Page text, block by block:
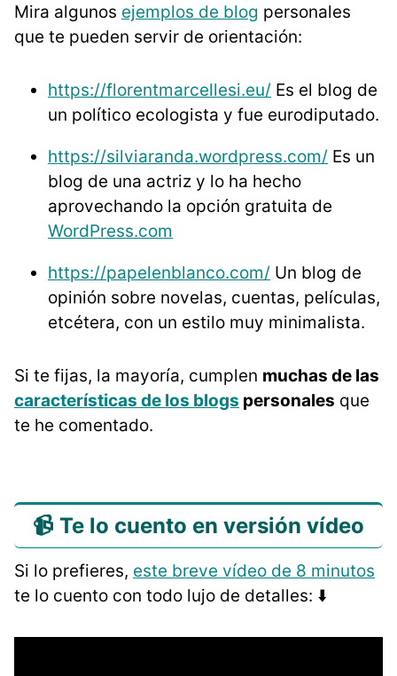
Mira algunos ejemplos de blog personales
que te pueden servir de orientación:
https://florentmarcellesi.eu/ Es el blog de
un político ecologista y fue eurodiputado.
https://silviaranda.wordpress.com/ Es un
blog de una actriz y lo ha hecho
aprovechando la opción gratuita de
WordPress.com
https://papelenblanco.com/ Un blog de
opinión sobre novelas, cuentas, películas,
etcétera, con un estilo muy minimalista.
Si te fijas, la mayoría, cumplen muchas de las
características de los blogs personales que
te he comentado.
📹 Te lo cuento en versión vídeo
Si lo prefieres, este breve vídeo de 8 minutos
te lo cuento con todo lujo de detalles: ⬇️